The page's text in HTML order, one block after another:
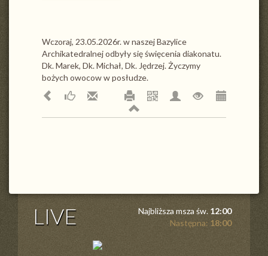
Wczoraj, 23.05.2026r. w naszej Bazylice
Archikatedralnej odbyły się święcenia diakonatu.
Dk. Marek, Dk. Michał, Dk. Jędrzej. Życzymy
bożych owocow w posłudze.
LIVE Najbliższa msza św. 12:00
Następna: 18:00